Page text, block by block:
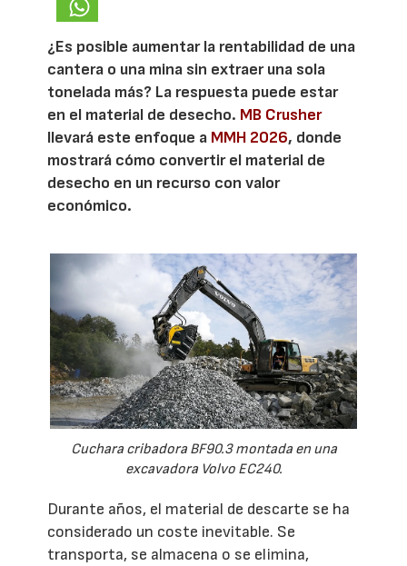
¿Es posible aumentar la rentabilidad de una
cantera o una mina sin extraer una sola
tonelada más? La respuesta puede estar
en el material de desecho. MB Crusher
llevará este enfoque a MMH 2026, donde
mostrará cómo convertir el material de
desecho en un recurso con valor
económico.
Cuchara cribadora BF90.3 montada en una
excavadora Volvo EC240.
Durante años, el material de descarte se ha
considerado un coste inevitable. Se
transporta, se almacena o se elimina,